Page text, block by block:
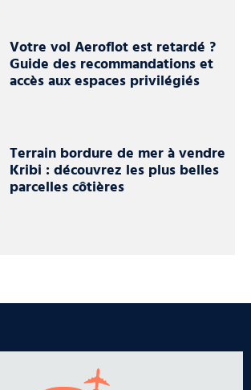
Votre vol Aeroflot est retardé ?
Guide des recommandations et
accès aux espaces privilégiés
Terrain bordure de mer à vendre
Kribi : découvrez les plus belles
parcelles côtières